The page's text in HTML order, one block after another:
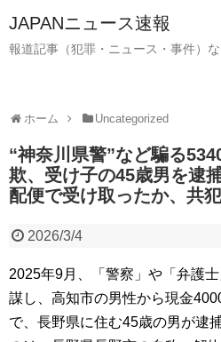
JAPANニュース速報
報道記事（犯罪・ニュース・事件）な
ホーム Uncategorized
“神奈川県警”など騙る
欺、受け子の45歳男を逮
配便で受け取ったか、共
2026/3/4
2025年9月、「警察」や「弁護
謀し、高知市の男性から現金
で、長野県に住む45歳の男が逮